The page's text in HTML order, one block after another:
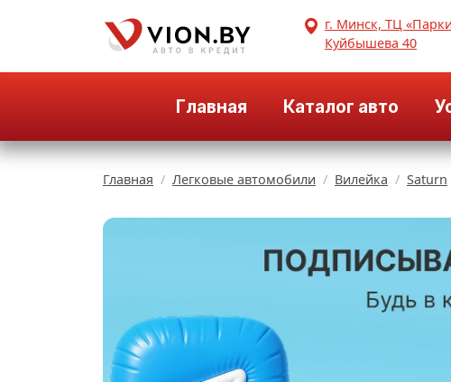
г. Минск, ТЦ
Куйбышева 40
Главная Каталог авто
Главная Легковые автомобили Вилейка Saturn